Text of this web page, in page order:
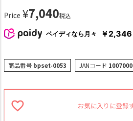
Price ¥7,040税込
ペイディなら月々 ￥2,346
商品番号 bpset-0053 JANコード
お気に入りに登録